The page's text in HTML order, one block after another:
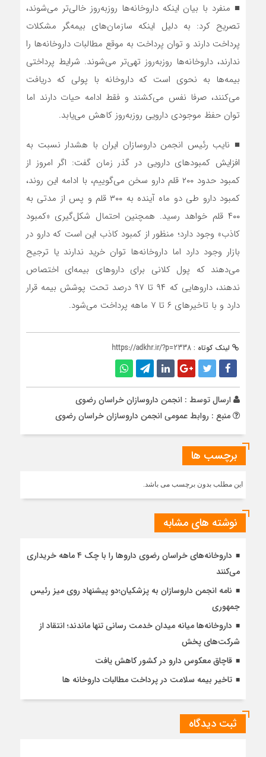
■ منفرد با بیان اینکه داروخانه‌ها روزبه‌روز خالی‌تر می‌شوند،
تصریح کرد: به دلیل اینکه سازمان‌های بیمه‌‍گر مشکلات
پرداخت دارند و توان پرداخت به موقع مطالبات داروخانه‌ها را
ندارند، داروخانه‌ها روزبه‌روز تهی‌تر می‌شوند. شرایط پرداختی
بیمه‌ها به نحوی است که داروخانه با پولی که دریافت
می‌کنند، صرفا نفس می‌کشند و فقط ادامه حیات دارند اما
توان حفظ موجودی دارویی روزبه‌روز کاهش می‌یابد.
■ نایب‌ رئیس انجمن داروسازان ایران با هشدار نسبت به
افزایش کمبودهای دارویی در گذر زمان گفت: اگر امروز از
کمبود حدود ۲۰۰ قلم دارو سخن می‌گوییم، با ادامه این روند،
کمبود دارو طی دو ماه آینده به ۳۰۰ قلم و پس از مدتی به
۴۰۰ قلم خواهد رسید. همچنین احتمال شکل‌گیری «کمبود
کاذب» وجود دارد؛ منظور از کمبود کاذب این است که دارو در
بازار وجود دارد اما داروخانه‌ها توان خرید ندارند یا ترجیح
می‌دهند که پول کلانی برای داروهای بیمه‌ای اختصاص
ندهند، داروهایی که ۹۴ تا ۹۷ درصد تحت پوشش بیمه قرار
دارد و با تاخیرهای ۶ تا ۷ ماهه پرداخت می‌شود.
لینک کوتاه : https://adkhr.ir/?p=2338
ارسال توسط : انجمن داروسازان خراسان رضوی
منبع : روابط عمومی انجمن داروسازان خراسان رضوی
برچسب ها
این مطلب بدون برچسب می باشد.
نوشته های مشابه
داروخانه‌های خراسان رضوی داروها را با چک ۴ ماهه خریداری
می‌کنند
نامه انجمن داروسازان به پزشکیان؛دو پیشنهاد روی میز رئیس
جمهوری
داروخانه‌ها میانه میدان خدمت رسانی تنها ماندند؛ انتقاد از
شرکت‌های پخش
قاچاق معکوس دارو در کشور کاهش یافت
تاخیر بیمه سلامت در پرداخت مطالبات داروخانه ها
ثبت دیدگاه